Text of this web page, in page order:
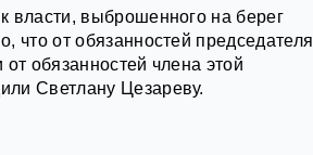
власти, выброшенного на берег
что от обязанностей председателя
обязанностей члена этой
Светлану Цезареву.